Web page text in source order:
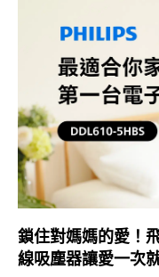
鎖住對媽媽的愛！
線吸塵器讓愛一次